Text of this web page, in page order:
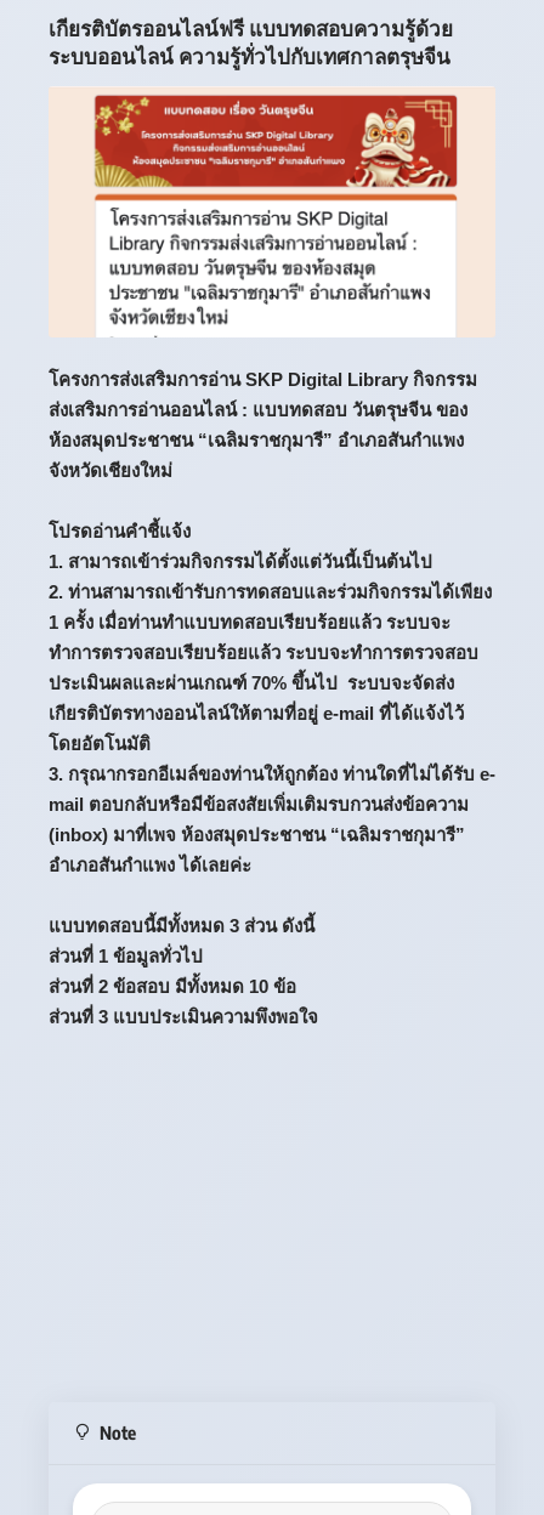
เกียรติบัตรออนไลน์ฟรี แบบทดสอบความรู้ด้วย
ระบบออนไลน์ ความรู้ทั่วไปกับเทศกาลตรุษจีน
โครงการส่งเสริมการอ่าน SKP Digital Library กิจกรรม
ส่งเสริมการอ่านออนไลน์ : แบบทดสอบ วันตรุษจีน ของ
ห้องสมุดประชาชน “เฉลิมราชกุมารี” อำเภอสันกำแพง
จังหวัดเชียงใหม่
โปรดอ่านคำชี้แจ้ง
1. สามารถเข้าร่วมกิจกรรมได้ตั้งแต่วันนี้เป็นต้นไป
2. ท่านสามารถเข้ารับการทดสอบและร่วมกิจกรรมได้เพียง
1 ครั้ง เมื่อท่านทำแบบทดสอบเรียบร้อยแล้ว ระบบจะ
ทำการตรวจสอบเรียบร้อยแล้ว ระบบจะทำการตรวจสอบ
ประเมินผลและผ่านเกณฑ์ 70% ขึ้นไป ระบบจะจัดส่ง
เกียรติบัตรทางออนไลน์ให้ตามที่อยู่ e-mail ที่ได้แจ้งไว้
โดยอัตโนมัติ
3. กรุณากรอกอีเมล์ของท่านให้ถูกต้อง ท่านใดที่ไม่ได้รับ e-
mail ตอบกลับหรือมีข้อสงสัยเพิ่มเติมรบกวนส่งข้อความ
(inbox) มาที่เพจ ห้องสมุดประชาชน “เฉลิมราชกุมารี”
อำเภอสันกำแพง ได้เลยค่ะ
แบบทดสอบนี้มีทั้งหมด 3 ส่วน ดังนี้
ส่วนที่ 1 ข้อมูลทั่วไป
ส่วนที่ 2 ข้อสอบ มีทั้งหมด 10 ข้อ
ส่วนที่ 3 แบบประเมินความพึงพอใจ
Note